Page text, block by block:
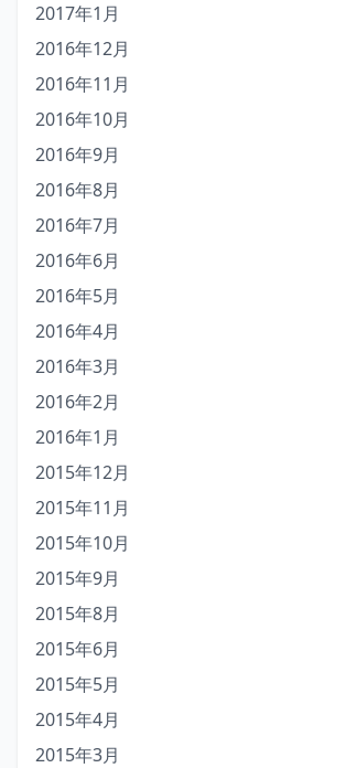
2017年1月
2016年12月
2016年11月
2016年10月
2016年9月
2016年8月
2016年7月
2016年6月
2016年5月
2016年4月
2016年3月
2016年2月
2016年1月
2015年12月
2015年11月
2015年10月
2015年9月
2015年8月
2015年6月
2015年5月
2015年4月
2015年3月